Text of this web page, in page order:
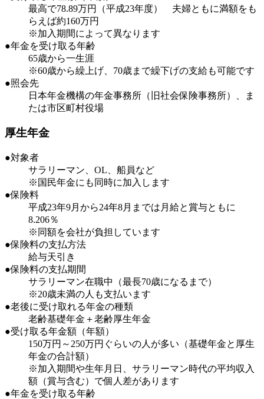
最高で78.89万円（平成23年度） 夫婦ともに満額をも
らえば約160万円
※加入期間によって異なります
●年金を受け取る年齢
65歳から一生涯
※60歳から繰上げ、70歳まで繰下げの支給も可能です
●照会先
日本年金機構の年金事務所（旧社会保険事務所）、ま
たは市区町村役場
厚生年金
●対象者
サラリーマン、OL、船員など
※国民年金にも同時に加入します
●保険料
平成23年9月から24年8月までは月給と賞与ともに
8.206％
※同額を会社が負担しています
●保険料の支払方法
給与天引き
●保険料の支払期間
サラリーマン在職中（最長70歳になるまで）
※20歳未満の人も支払います
●老後に受け取れる年金の種類
老齢基礎年金＋老齢厚生年金
●受け取る年金額（年額）
150万円～250万円ぐらいの人が多い（基礎年金と厚生
年金の合計額）
※加入期間や生年月日、サラリーマン時代の平均収入
額（賞与含む）で個人差があります
●年金を受け取る年齢